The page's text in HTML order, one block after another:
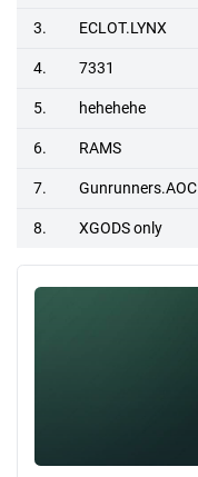
3. ECLOT.LYNX
4. 7331
5. hehehehe
6. RAMS
7. Gunrunners.AOC
8. XGODS only